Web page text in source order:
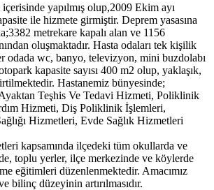
yapılmış olup,2009 Ekim ayı
ile hizmete girmiştir. Deprem yasasına
metrekare kapalı alan ve 1156
oluşmaktadır. Hasta odaları tek kişilik
odada wc, banyo, televizyon, mini buzdolabı
kapasite sayısı 400 m2 olup, yaklaşık,
Hastanemiz bünyesinde;
Teşhis Ve Tedavi Hizmeti, Poliklinik
Hizmeti, Diş Poliklinik İşlemleri,
Hizmetleri, Evde Sağlık Hizmetleri
kapsamında ilçedeki tüm okullarda ve
toplu yerler, ilçe merkezinde ve köylerde
eğitimleri düzenlenmektedir. Amacımız
bilinç düzeyinin artırılmasıdır.